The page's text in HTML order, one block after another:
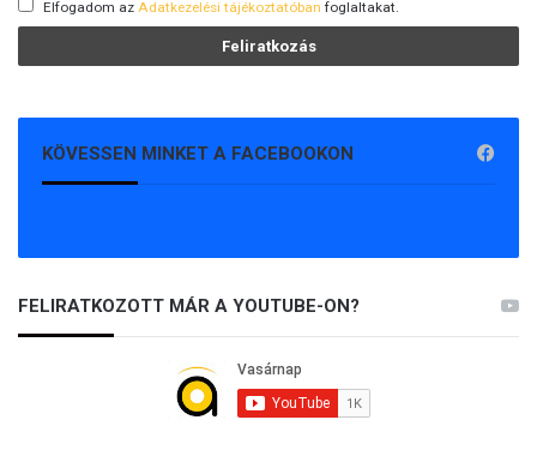
Elfogadom az Adatkezelési tájékoztatóban foglaltakat.
KÖVESSEN MINKET A FACEBOOKON
FELIRATKOZOTT MÁR A YOUTUBE-ON?